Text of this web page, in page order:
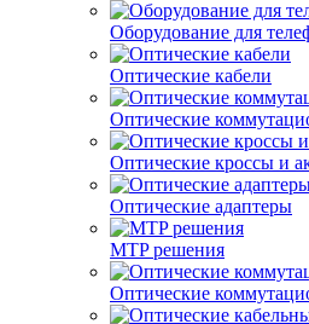
Оборудование для
Оптические кабели
Оптические
Оптические кроссы и
Оптические адаптеры
MTP решения
Оптические